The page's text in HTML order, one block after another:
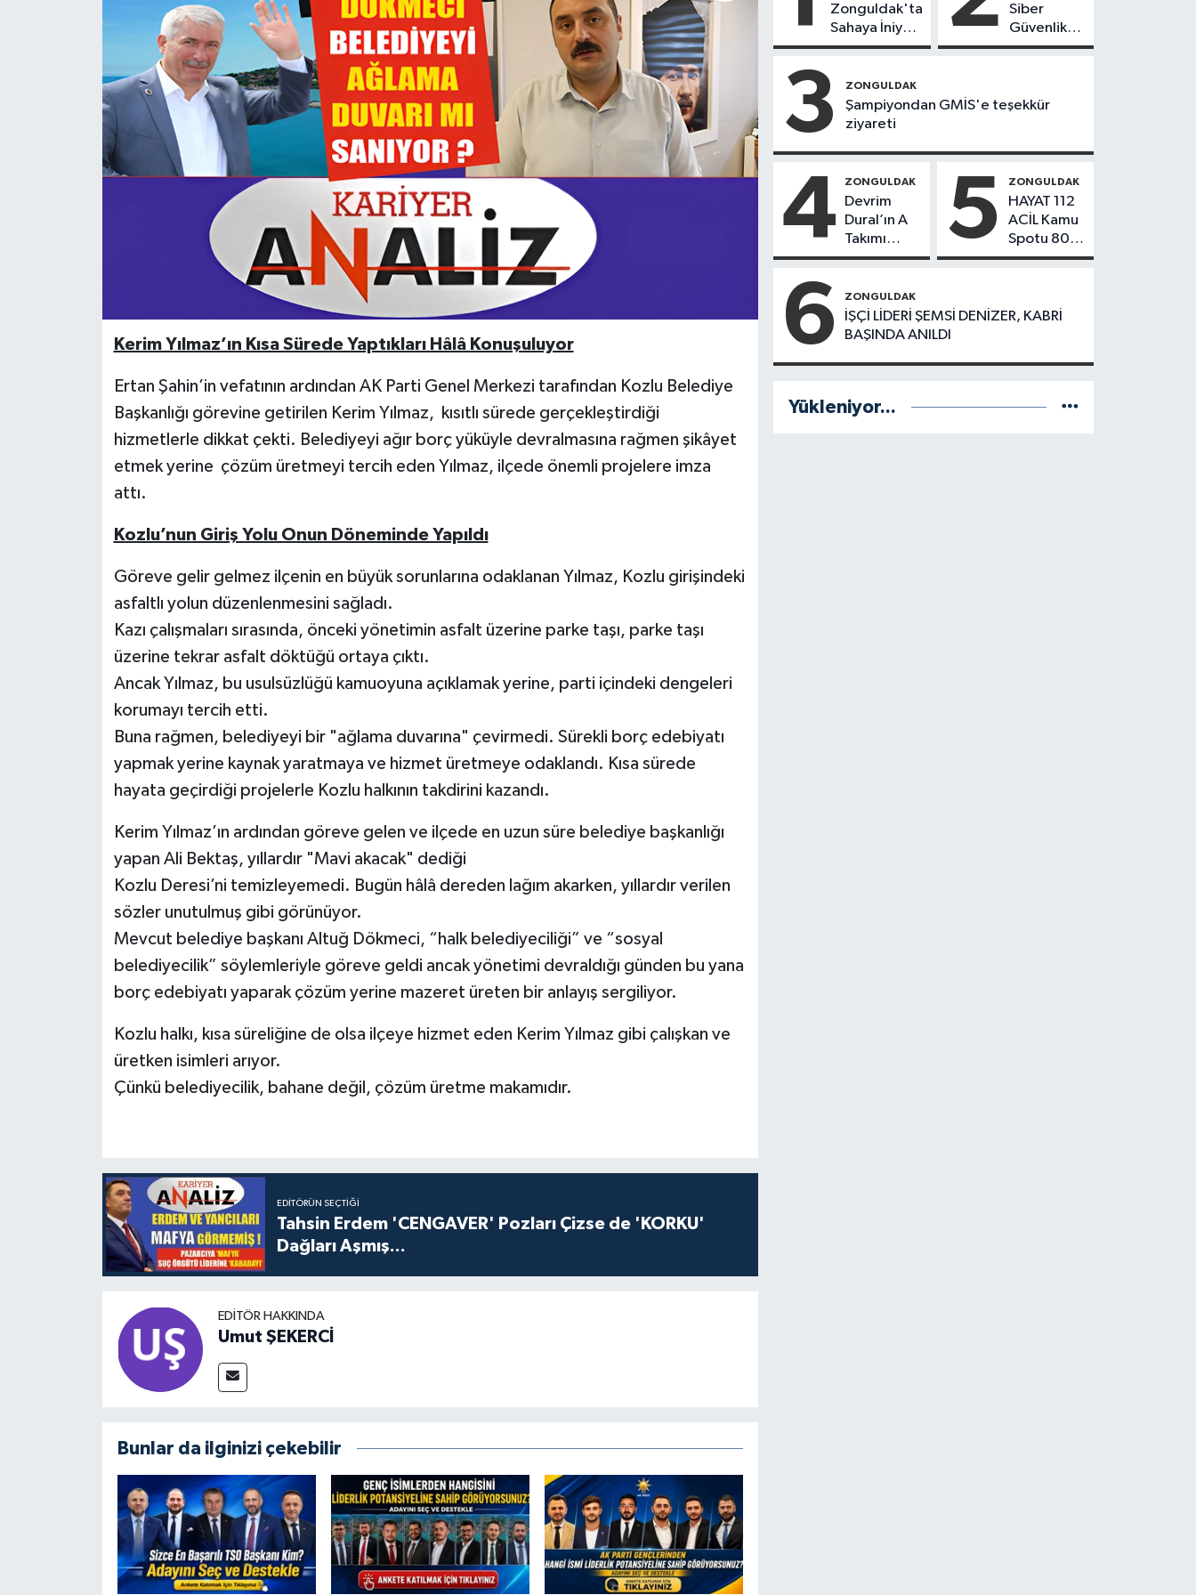
Kerim Yılmaz’ın Kısa Sürede Yaptıkları Hâlâ Konuşuluyor
Ertan Şahin’in vefatının ardından AK Parti Genel Merkezi tarafından Kozlu Belediye
Başkanlığı görevine getirilen Kerim Yılmaz, kısıtlı sürede gerçekleştirdiği
hizmetlerle dikkat çekti. Belediyeyi ağır borç yüküyle devralmasına rağmen şikâyet
etmek yerine çözüm üretmeyi tercih eden Yılmaz, ilçede önemli projelere imza
attı.
Kozlu’nun Giriş Yolu Onun Döneminde Yapıldı
Göreve gelir gelmez ilçenin en büyük sorunlarına odaklanan Yılmaz, Kozlu girişindeki
asfaltlı yolun düzenlenmesini sağladı.
Kazı çalışmaları sırasında, önceki yönetimin asfalt üzerine parke taşı, parke taşı
üzerine tekrar asfalt döktüğü ortaya çıktı.
Ancak Yılmaz, bu usulsüzlüğü kamuoyuna açıklamak yerine, parti içindeki dengeleri
korumayı tercih etti.
Buna rağmen, belediyeyi bir "ağlama duvarına" çevirmedi. Sürekli borç edebiyatı
yapmak yerine kaynak yaratmaya ve hizmet üretmeye odaklandı. Kısa sürede
hayata geçirdiği projelerle Kozlu halkının takdirini kazandı.
Kerim Yılmaz’ın ardından göreve gelen ve ilçede en uzun süre belediye başkanlığı
yapan Ali Bektaş, yıllardır "Mavi akacak" dediği
Kozlu Deresi’ni temizleyemedi. Bugün hâlâ dereden lağım akarken, yıllardır verilen
sözler unutulmuş gibi görünüyor.
Mevcut belediye başkanı Altuğ Dökmeci, “halk belediyeciliği” ve “sosyal
belediyecilik” söylemleriyle göreve geldi ancak yönetimi devraldığı günden bu yana
borç edebiyatı yaparak çözüm yerine mazeret üreten bir anlayış sergiliyor.
Kozlu halkı, kısa süreliğine de olsa ilçeye hizmet eden Kerim Yılmaz gibi çalışkan ve
üretken isimleri arıyor.
Çünkü belediyecilik, bahane değil, çözüm üretme makamıdır.
EDITÖRÜN SEÇTIĞI
Tahsin Erdem 'CENGAVER' Pozları Çizse de 'KORKU'
Dağları Aşmış...
EDITÖR HAKKINDA
Umut ŞEKERCİ
Bunlar da ilginizi çekebilir
Zonguldak'ta
Sahaya İniyor!
8 İlçede
Başkanlar
Göreve
Başladı
Siber
Güvenlik
Hamlesi
3 ZONGULDAK
Şampiyondan GMİS'e teşekkür
ziyareti
4 ZONGULDAK
Devrim
Dural’ın A
Takımı
Göreve
Yönetimde
Kimler Var?
5 ZONGULDAK
HAYAT 112
ACİL Kamu
Spotu 800
bin
6 ZONGULDAK
İŞÇİ LİDERİ ŞEMSİ DENİZER, KABRİ
BAŞINDA ANILDI
Yükleniyor...
Dergim